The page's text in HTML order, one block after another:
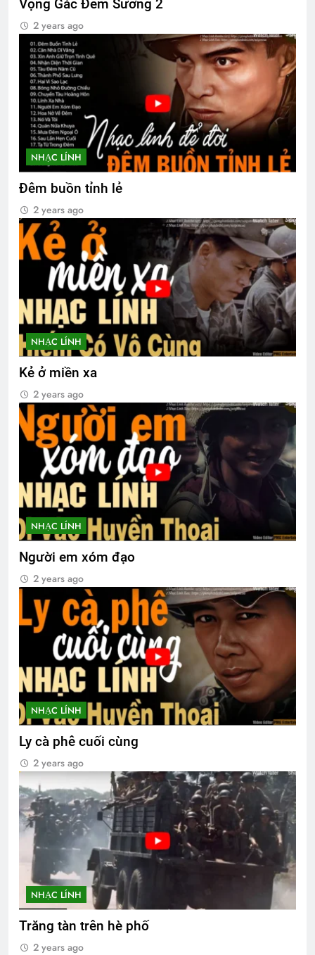
Vọng Gác Đêm Sương 2
2 years ago
NHẠC LÍNH
Đêm buồn tỉnh lẻ
2 years ago
NHẠC LÍNH
Kẻ ở miền xa
2 years ago
NHẠC LÍNH
Người em xóm đạo
2 years ago
NHẠC LÍNH
Ly cà phê cuối cùng
2 years ago
NHẠC LÍNH
Trăng tàn trên hè phố
2 years ago